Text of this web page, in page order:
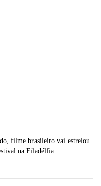
filme brasileiro vai estrelou
na Filadélfia